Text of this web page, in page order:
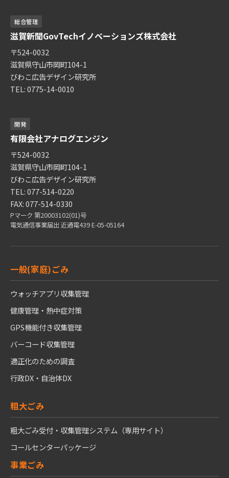
総合管理
滋賀新聞GovTechイノベーションズ株式会社
〒524-0032
滋賀県守山市岡町104-1
びわこ広告デザイン研究所
TEL: 0775-14-0010
開発
有限会社アナログエンジン
〒524-0032
滋賀県守山市岡町104-1
びわこ広告デザイン研究所
TEL: 077-514-0220
FAX: 077-514-0330
Pマーク 第20003102(01)号
電気通信事業届出 近通電439 E-05-05164
一般(家庭)ごみ
ウォッチアプリ収集管理
健康管理・熱中症対策
GPS機能付き収集管理
バーコード収集管理
適正化のための調査
行政DX・自治体DX
粗大ごみ
粗大ごみ受付・収集管理システム（専用サイト）
コールセンターパッケージ
事業ごみ